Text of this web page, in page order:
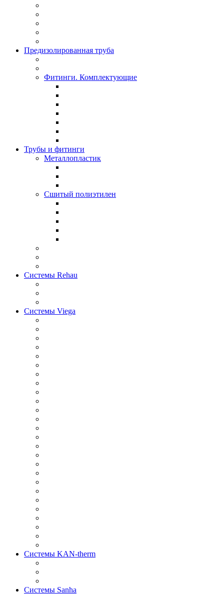
Предизолированная труба
Фитинги. Комплектующие
Трубы и фитинги
Металлопластик
Сшитый полиэтилен
Системы Rehau
Системы Viega
Системы KAN-therm
Системы Sanha